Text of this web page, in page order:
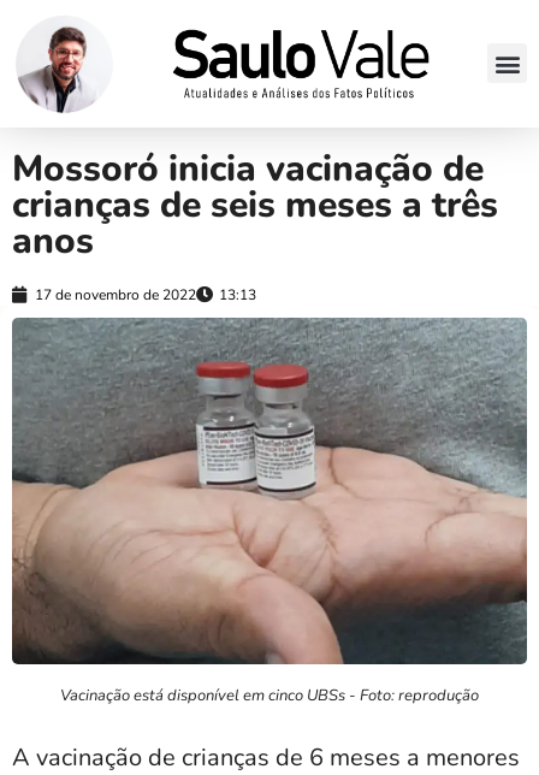
Mossoró inicia vacinação de
crianças de seis meses a três
anos
17 de novembro de 2022 13:13
Vacinação está disponível em cinco UBSs - Foto: reprodução
A vacinação de crianças de 6 meses a menores